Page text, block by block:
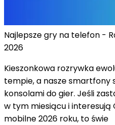
Najlepsze gry na telefon -
2026
Kieszonkowa rozrywka
tempie, a nasze smartfony
konsolami do gier. Jeśli
w tym miesiącu i interesują
mobilne 2026 roku, to świe